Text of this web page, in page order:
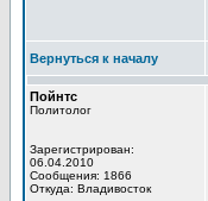
Вернуться к началу
Пойнтс
Политолог
Зарегистрирован:
06.04.2010
Сообщения: 1866
Откуда: Владивосток